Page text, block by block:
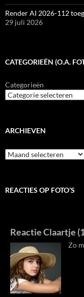
Render AI 2026-112
29 juli 2026
CATEGORIEËN (O.A.
Categorieën
ARCHIEVEN
Archieven
REACTIES OP FOTO’S
Reactie Claartje
Zo